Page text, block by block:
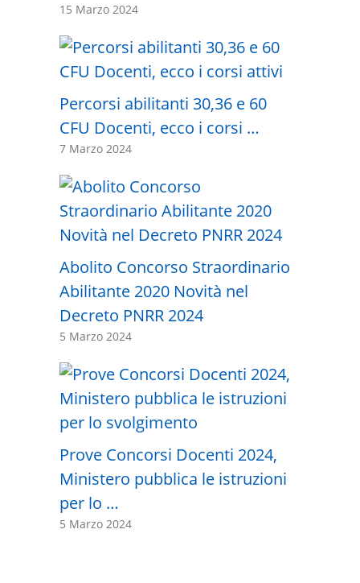
15 Marzo 2024
Percorsi abilitanti 30,36 e 60
CFU Docenti, ecco i corsi …
7 Marzo 2024
Abolito Concorso Straordinario
Abilitante 2020 Novità nel
Decreto PNRR 2024
5 Marzo 2024
Prove Concorsi Docenti 2024,
Ministero pubblica le istruzioni
per lo …
5 Marzo 2024